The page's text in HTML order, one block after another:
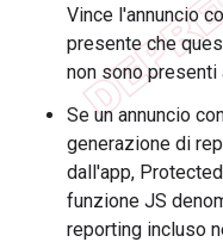
Vince l'annuncio
presente che
non sono presenti
Se un annuncio
generazione di
dall'app,
funzione JS
reporting incluso